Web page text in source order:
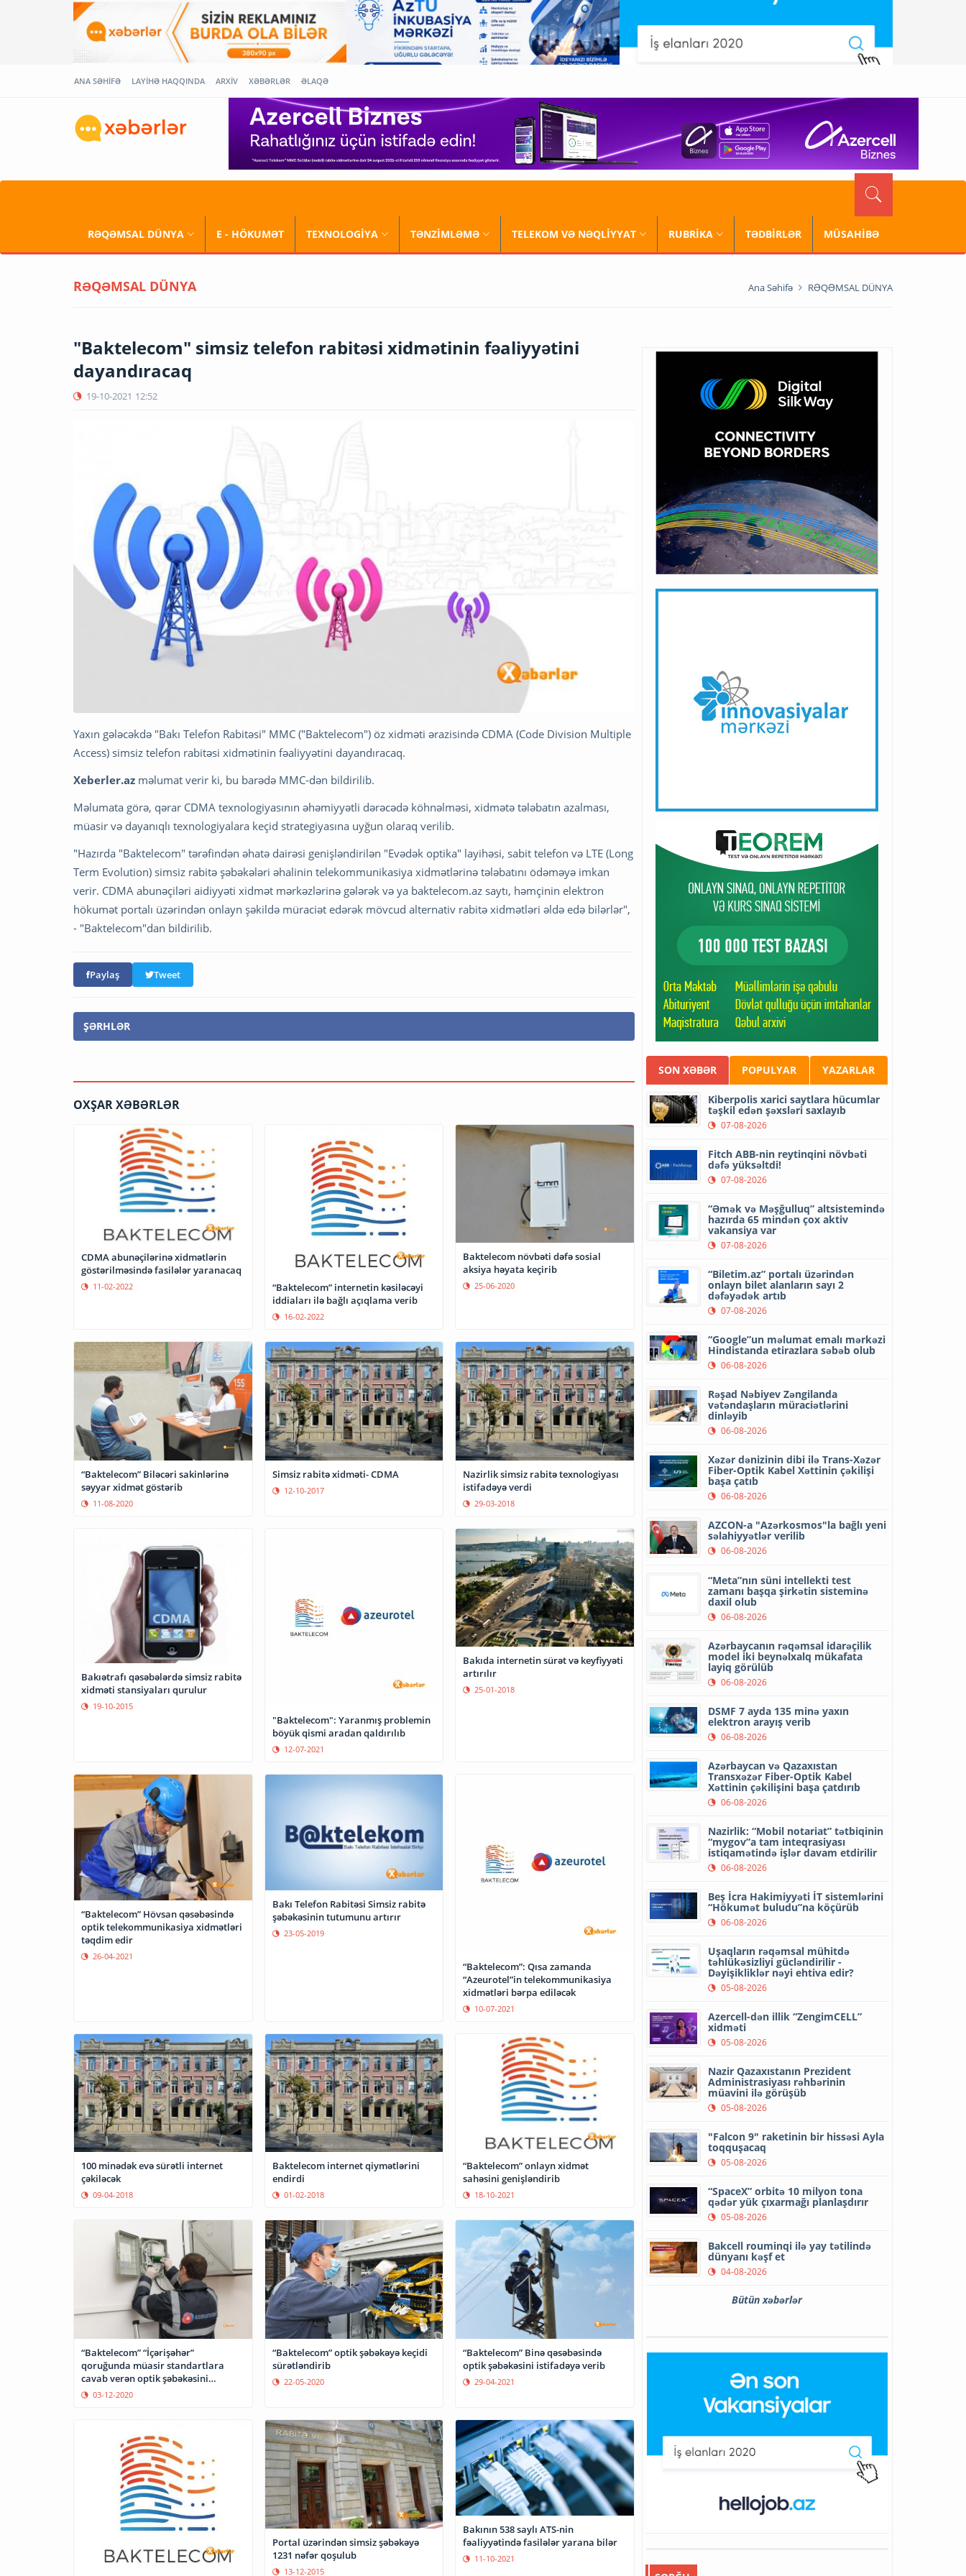
ANA SƏHİFƏ LAYİHƏ HAQQINDA ARXİV XƏBƏRLƏR ƏLAQƏ
RƏQƏMSAL DÜNYA E - HÖKUMƏT TEXNOLOGİYA TƏNZİMLƏMƏ TELEKOM VƏ NƏQLİYYAT RUBRİKA TƏDBİRLƏR MÜSAHİBƏ
RƏQƏMSAL DÜNYA Ana Səhifə RƏQƏMSAL DÜNYA
"Baktelecom" simsiz telefon rabitəsi xidmətinin fəaliyyətini
dayandıracaq
19-10-2021 12:52
Yaxın gələcəkdə "Bakı Telefon Rabitəsi" MMC ("Baktelecom") öz xidməti ərazisində CDMA (Code Division Multiple
Access) simsiz telefon rabitəsi xidmətinin fəaliyyətini dayandıracaq.
Xeberler.az məlumat verir ki, bu barədə MMC-dən bildirilib.
Məlumata görə, qərar CDMA texnologiyasının əhəmiyyətli dərəcədə köhnəlməsi, xidmətə tələbatın azalması,
müasir və dayanıqlı texnologiyalara keçid strategiyasına uyğun olaraq verilib.
"Hazırda "Baktelecom" tərəfindən əhatə dairəsi genişləndirilən "Evədək optika" layihəsi, sabit telefon və LTE (Long
Term Evolution) simsiz rabitə şəbəkələri əhalinin telekommunikasiya xidmətlərinə tələbatını ödəməyə imkan
verir. CDMA abunəçiləri aidiyyəti xidmət mərkəzlərinə gələrək və ya baktelecom.az saytı, həmçinin elektron
hökumət portalı üzərindən onlayn şəkildə müraciət edərək mövcud alternativ rabitə xidmətləri əldə edə bilərlər",
- "Baktelecom"dan bildirilib.
Paylaş Tweet
ŞƏRHLƏR
OXŞAR XƏBƏRLƏR
CDMA abunəçilərinə xidmətlərin
göstərilməsində fasilələr yaranacaq
11-02-2022
“Baktelecom” internetin kəsiləcəyi
iddiaları ilə bağlı açıqlama verib
16-02-2022
Baktelecom növbəti dəfə sosial
aksiya həyata keçirib
25-06-2020
“Baktelecom” Biləcəri sakinlərinə
səyyar xidmət göstərib
11-08-2020
Simsiz rabitə xidməti- CDMA
12-10-2017
Nazirlik simsiz rabitə texnologiyası
istifadəyə verdi
29-03-2018
Bakıətrafı qəsəbələrdə simsiz rabitə
xidməti stansiyaları qurulur
19-10-2015
"Baktelecom": Yaranmış problemin
böyük qismi aradan qaldırılıb
12-07-2021
Bakıda internetin sürət və keyfiyyəti
artırılır
25-01-2018
“Baktelecom” Hövsan qəsəbəsində
optik telekommunikasiya xidmətləri
təqdim edir
26-04-2021
Bakı Telefon Rabitəsi Simsiz rabitə
şəbəkəsinin tutumunu artırır
23-05-2019
“Baktelecom”: Qısa zamanda
“Azeurotel”in telekommunikasiya
xidmətləri bərpa ediləcək
10-07-2021
100 minədək evə sürətli internet
çəkiləcək
09-04-2018
Baktelecom internet qiymətlərini
endirdi
01-02-2018
“Baktelecom” onlayn xidmət
sahəsini genişləndirib
18-10-2021
“Baktelecom” “İçərişəhər”
qoruğunda müasir standartlara
cavab verən optik şəbəkəsini
istifadəyə verib
03-12-2020
“Baktelecom” optik şəbəkəyə keçidi
sürətləndirib
22-05-2020
“Baktelecom” Binə qəsəbəsində
optik şəbəkəsini istifadəyə verib
29-04-2021
Portal üzərindən simsiz şəbəkəyə
1231 nəfər qoşulub
13-12-2015
Bakının 538 saylı ATS-nin
fəaliyyətində fasilələr yarana bilər
11-10-2021
SON XƏBƏR POPULYAR YAZARLAR
Kiberpolis xarici saytlara hücumlar
təşkil edən şəxsləri saxlayıb
07-08-2026
Fitch ABB-nin reytinqini növbəti
dəfə yüksəltdi!
07-08-2026
“Əmək və Məşğulluq” altsistemində
hazırda 65 mindən çox aktiv
vakansiya var
07-08-2026
“Biletim.az” portalı üzərindən
onlayn bilet alanların sayı 2
dəfəyədək artıb
07-08-2026
“Google”un məlumat emalı mərkəzi
Hindistanda etirazlara səbəb olub
06-08-2026
Rəşad Nəbiyev Zəngilanda
vətəndaşların müraciətlərini
dinləyib
06-08-2026
Xəzər dənizinin dibi ilə Trans-Xəzər
Fiber-Optik Kabel Xəttinin çəkilişi
başa çatıb
06-08-2026
AZCON-a "Azərkosmos"la bağlı yeni
səlahiyyətlər verilib
06-08-2026
“Meta”nın süni intellekti test
zamanı başqa şirkətin sisteminə
daxil olub
06-08-2026
Azərbaycanın rəqəmsal idarəçilik
model iki beynəlxalq mükafata
layiq görülüb
06-08-2026
DSMF 7 ayda 135 minə yaxın
elektron arayış verib
06-08-2026
Azərbaycan və Qazaxıstan
Transxəzər Fiber-Optik Kabel
Xəttinin çəkilişini başa çatdırıb
06-08-2026
Nazirlik: “Mobil notariat” tətbiqinin
“mygov”a tam inteqrasiyası
istiqamətində işlər davam etdirilir
06-08-2026
Beş İcra Hakimiyyəti İT sistemlərini
“Hökumət buludu”na köçürüb
06-08-2026
Uşaqların rəqəmsal mühitdə
təhlükəsizliyi gücləndirilir -
Dəyişikliklər nəyi ehtiva edir?
05-08-2026
Azercell-dən illik “ZengimCELL”
xidməti
05-08-2026
Nazir Qazaxıstanın Prezident
Administrasiyası rəhbərinin
müavini ilə görüşüb
05-08-2026
"Falcon 9" raketinin bir hissəsi Ayla
toqquşacaq
05-08-2026
“SpaceX” orbitə 10 milyon tona
qədər yük çıxarmağı planlaşdırır
05-08-2026
Bakcell rouminqi ilə yay tətilində
dünyanı kəşf et
04-08-2026
Bütün xəbərlər